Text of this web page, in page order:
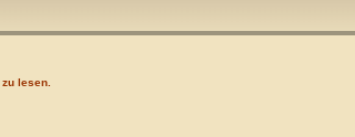
lesen.